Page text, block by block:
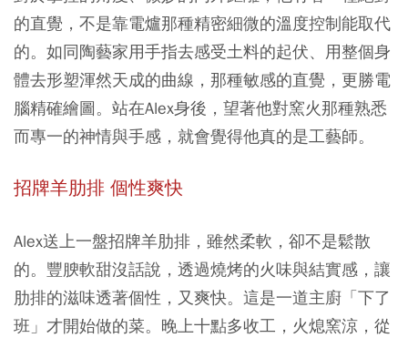
的直覺，不是靠電爐那種精密細微的溫度控制能取代
的。如同陶藝家用手指去感受土料的起伏、用整個身
體去形塑渾然天成的曲線，那種敏感的直覺，更勝電
腦精確繪圖。站在Alex身後，望著他對窯火那種熟悉
而專一的神情與手感，就會覺得他真的是工藝師。
招牌羊肋排 個性爽快
Alex送上一盤招牌羊肋排，雖然柔軟，卻不是鬆散
的。豐腴軟甜沒話說，透過燒烤的火味與結實感，讓
肋排的滋味透著個性，又爽快。這是一道主廚「下了
班」才開始做的菜。晚上十點多收工，火熄窯涼，從